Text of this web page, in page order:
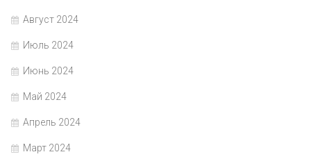
Август 2024
Июль 2024
Июнь 2024
Май 2024
Апрель 2024
Март 2024